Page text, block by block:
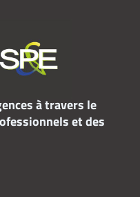
à travers le
et des